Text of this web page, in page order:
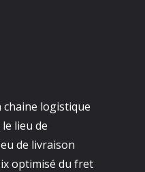
logistique
lieu de
de livraison
optimisé du fret